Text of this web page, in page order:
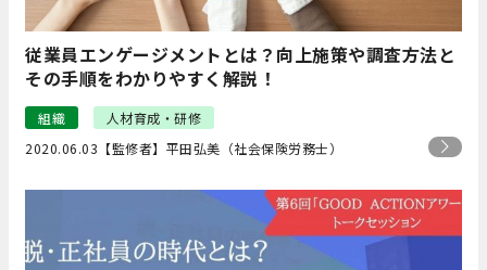
従業員エンゲージメントとは？向上施策や調査方法と
その手順をわかりやすく解説！
組織
人材育成・研修
2020.06.03 【監修者】平田弘美（社会保険労務士）